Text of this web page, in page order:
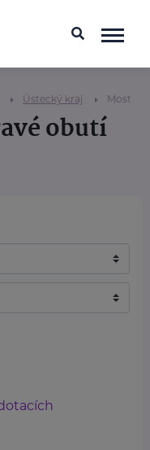
Ústecký kraj Most
obutí